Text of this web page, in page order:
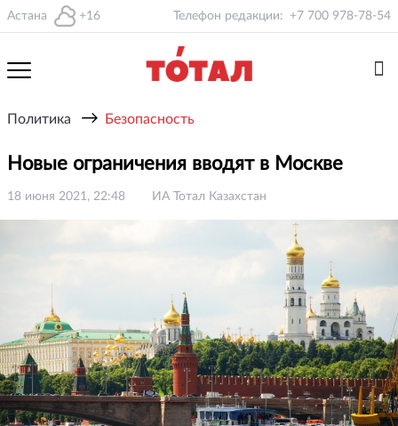
Астана +16 Телефон редакции: +7 700 978-78-54
Политика → Безопасность
Новые ограничения вводят в Москве
18 июня 2021, 22:48 ИА Тотал Казахстан